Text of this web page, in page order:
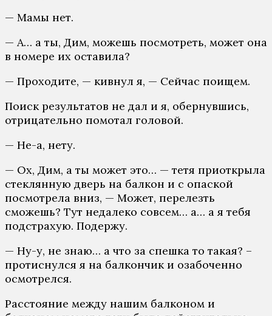
— Мамы нет.
— А… а ты, Дим, можешь посмотреть, может она
в номере их оставила?
— Проходите, — кивнул я, — Сейчас поищем.
Поиск результатов не дал и я, обернувшись,
отрицательно помотал головой.
— Не-а, нету.
— Ох, Дим, а ты может это… — тетя приоткрыла
стеклянную дверь на балкон и с опаской
посмотрела вниз, — Может, перелезть
сможешь? Тут недалеко совсем… а… а я тебя
подстрахую. Подержу.
— Ну-у, не знаю… а что за спешка то такая? –
протиснулся я на балкончик и озабоченно
осмотрелся.
Расстояние между нашим балконом и